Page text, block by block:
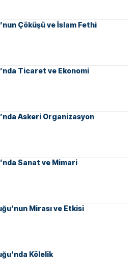
Çöküşü ve İslam Fethi
Ticaret ve Ekonomi
Askeri Organizasyon
Sanat ve Mimari
Mirası ve Etkisi
Kölelik